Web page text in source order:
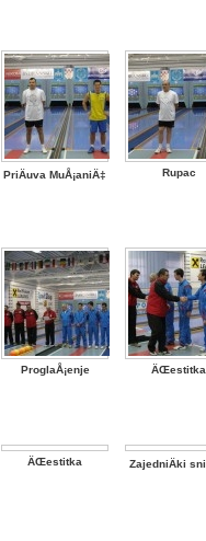
PriÄuva MuÅ¡aniÄ‡ Rupac
ProglaÅ¡enje ÄŒestitka
ÄŒestitka ZajedniÄki